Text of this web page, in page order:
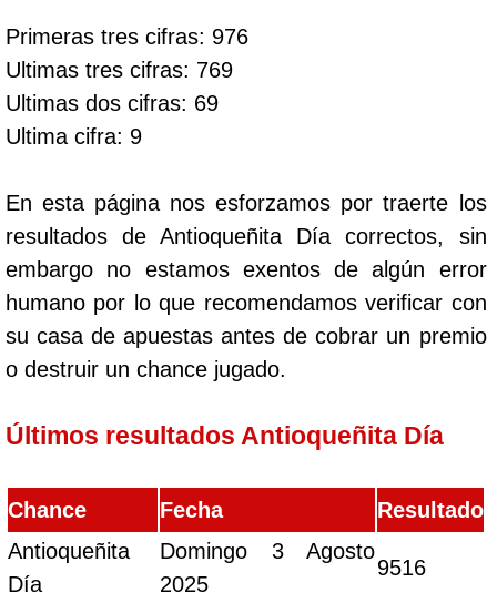
Primeras tres cifras: 976
Ultimas tres cifras: 769
Ultimas dos cifras: 69
Ultima cifra: 9
En esta página nos esforzamos por traerte los
resultados de Antioqueñita Día correctos, sin
embargo no estamos exentos de algún error
humano por lo que recomendamos verificar con
su casa de apuestas antes de cobrar un premio
o destruir un chance jugado.
Últimos resultados Antioqueñita Día
Chance Fecha
Resultado
Antioqueñita
Día
Domingo 3 Agosto
2025
9516